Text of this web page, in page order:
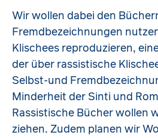
Wir wollen dabei den
Fremdbezeichnungen
Klischees reproduzieren,
der über rassistische
Selbst-und
Minderheit der Sinti und
Rassistische Bücher wollen
ziehen. Zudem planen wir